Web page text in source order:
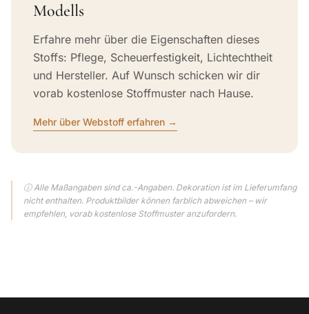
Modells
Erfahre mehr über die Eigenschaften dieses
Stoffs: Pflege, Scheuerfestigkeit, Lichtechtheit
und Hersteller. Auf Wunsch schicken wir dir
vorab kostenlose Stoffmuster nach Hause.
Mehr über Webstoff erfahren →
ⓘ Alle Maßangaben sind ca.-Angaben. Dekoration ist im Lieferumfang
nicht enthalten. Produktbilder können farblich abweichen – wir
empfehlen, vorab kostenlose Stoffmuster anzufordern.